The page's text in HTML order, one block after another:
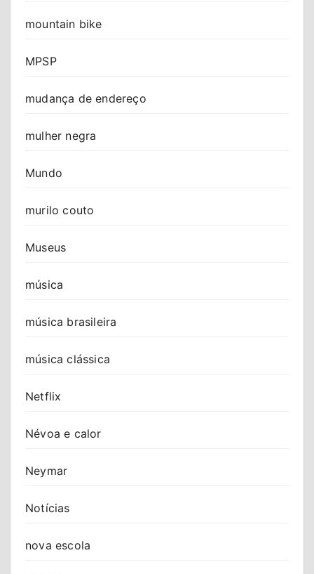
mountain bike
MPSP
mudança de endereço
mulher negra
Mundo
murilo couto
Museus
música
música brasileira
música clássica
Netflix
Névoa e calor
Neymar
Notícias
nova escola